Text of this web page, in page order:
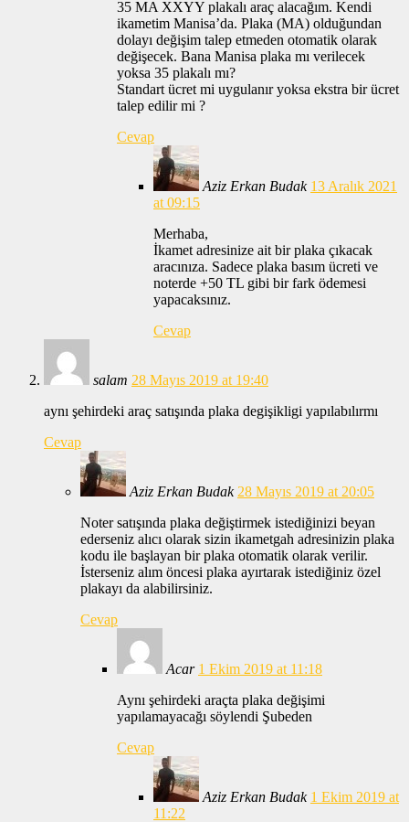
35 MA XXYY plakalı araç alacağım. Kendi
ikametim Manisa’da. Plaka (MA) olduğundan
dolayı değişim talep etmeden otomatik olarak
değişecek. Bana Manisa plaka mı verilecek
yoksa 35 plakalı mı?
Standart ücret mi uygulanır yoksa ekstra bir ücret
talep edilir mi ?
Cevap
Aziz Erkan Budak 13 Aralık 2021
at 09:15
Merhaba,
İkamet adresinize ait bir plaka çıkacak
aracınıza. Sadece plaka basım ücreti ve
noterde +50 TL gibi bir fark ödemesi
yapacaksınız.
Cevap
salam 28 Mayıs 2019 at 19:40
aynı şehirdeki araç satışında plaka degişikligi yapılabılırmı
Cevap
Aziz Erkan Budak 28 Mayıs 2019 at 20:05
Noter satışında plaka değiştirmek istediğinizi beyan
ederseniz alıcı olarak sizin ikametgah adresinizin plaka
kodu ile başlayan bir plaka otomatik olarak verilir.
İsterseniz alım öncesi plaka ayırtarak istediğiniz özel
plakayı da alabilirsiniz.
Cevap
Acar 1 Ekim 2019 at 11:18
Aynı şehirdeki araçta plaka değişimi
yapılamayacağı söylendi Şubeden
Cevap
Aziz Erkan Budak 1 Ekim 2019 at
11:22